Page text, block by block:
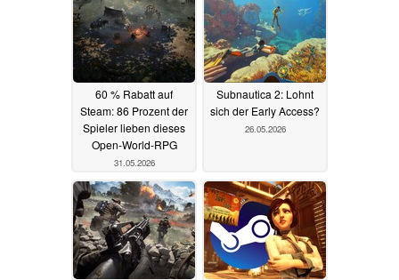
60 % Rabatt auf
Steam: 86 Prozent der
Spieler lieben dieses
Open-World-RPG
31.05.2026
Subnautica 2: Lohnt
sich der Early Access?
26.05.2026